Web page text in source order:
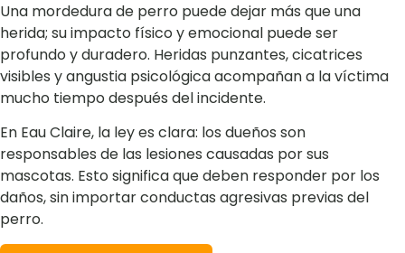
Una mordedura de perro puede dejar más que una
herida; su impacto físico y emocional puede ser
profundo y duradero. Heridas punzantes, cicatrices
visibles y angustia psicológica acompañan a la víctima
mucho tiempo después del incidente.
En Eau Claire, la ley es clara: los dueños son
responsables de las lesiones causadas por sus
mascotas. Esto significa que deben responder por los
daños, sin importar conductas agresivas previas del
perro.